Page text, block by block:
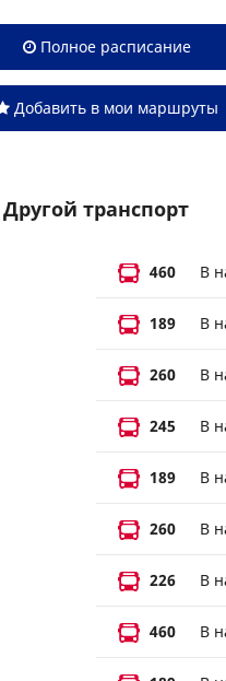
Полное расписание
Добавить в мои маршруты
Другой транспорт
460 В
189 В
260 В
245 В
189 В
260 В
226 В
460 В